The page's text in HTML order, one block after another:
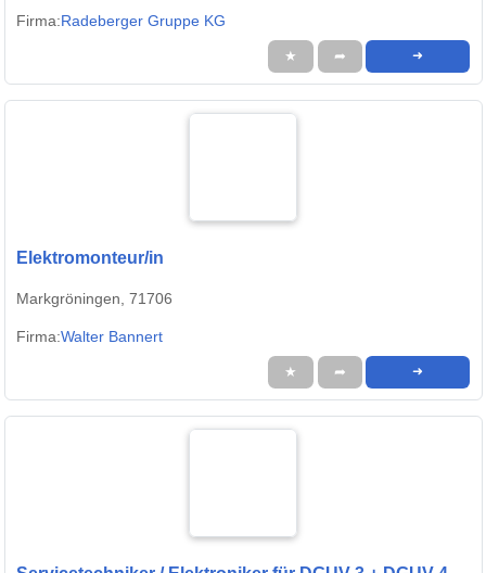
Firma:Radeberger Gruppe KG
★ ➦ ➜
Elektromonteur/in
Markgröningen, 71706
Firma:Walter Bannert
★ ➦ ➜